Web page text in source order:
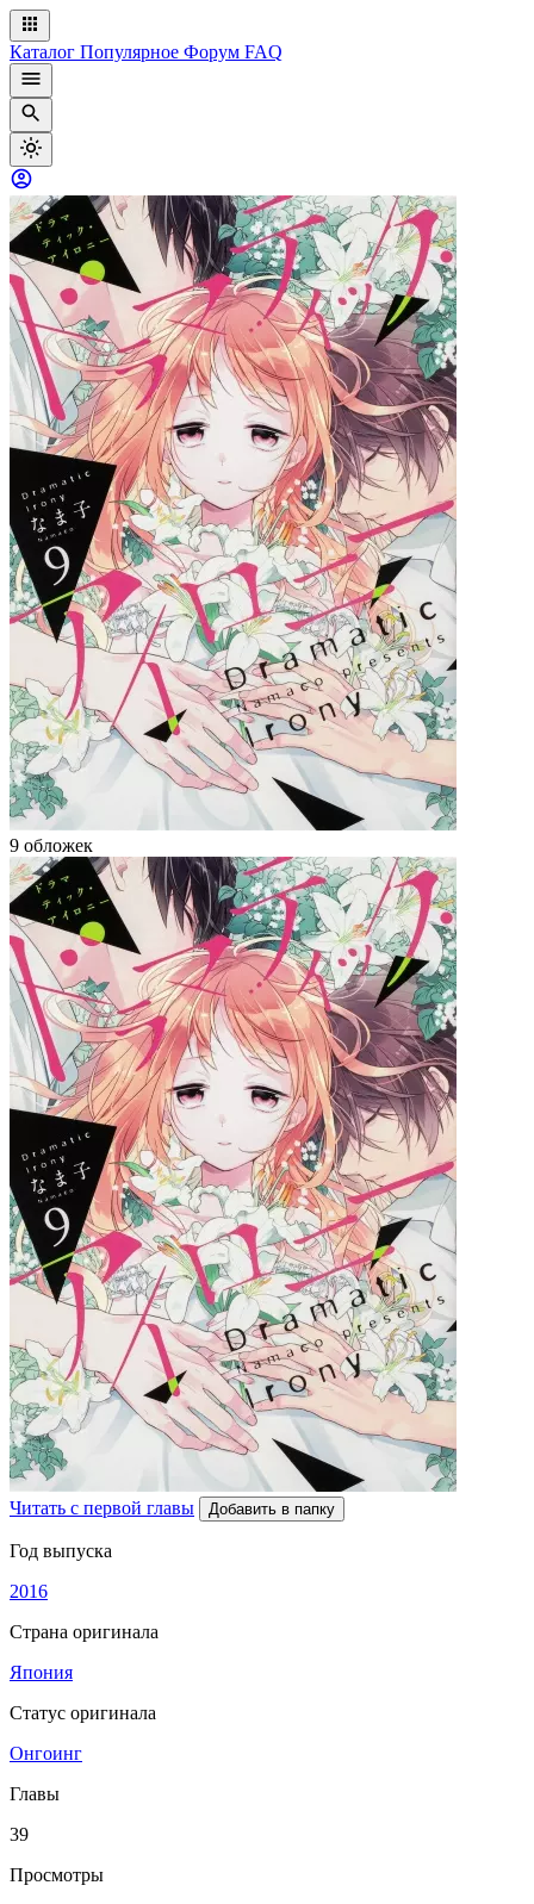
Каталог Популярное Форум FAQ
9 обложек
Читать с первой главы Добавить в папку
Год выпуска
2016
Страна оригинала
Япония
Статус оригинала
Онгоинг
Главы
39
Просмотры